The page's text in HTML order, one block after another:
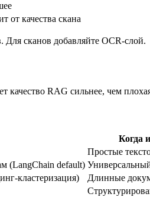
от качества скана
сканов добавляйте OCR-слой.
RAG сильнее, чем
Когда
Простые
(LangChain default)
кластеризация)
Длинные